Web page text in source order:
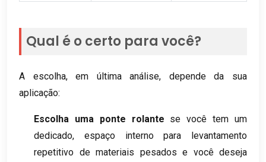
Qual é o certo para você?
A escolha, em última análise, depende da sua
aplicação:
Escolha uma ponte rolante se você tem um
dedicado, espaço interno para levantamento
repetitivo de materiais pesados ​​e você deseja